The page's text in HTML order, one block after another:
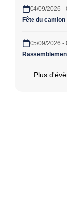
04/09/2026 -
Fête du
05/09/2026 -
Plus